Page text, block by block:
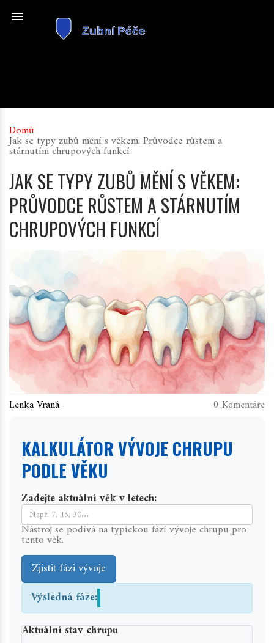
Domů
Jak se typy zubů mění s věkem: Průvodce růstem a
stárnutím chrupových funkcí
JAK SE TYPY ZUBŮ MĚNÍ S VĚKEM:
PRŮVODCE RŮSTEM A STÁRNUTÍM
CHRUPOVÝCH FUNKCÍ
Lenka Vraná 0 Komentáře
KALKULÁTOR VÝVOJE CHRUPU
PODLE VĚKU
Zadejte aktuální věk v letech:
Nástroj se podívá na typickou fází vývoje chrupu pro
tento věk.
Zjistit fázi vývoje
Výsledná fáze:
Aktuální stav chrupu